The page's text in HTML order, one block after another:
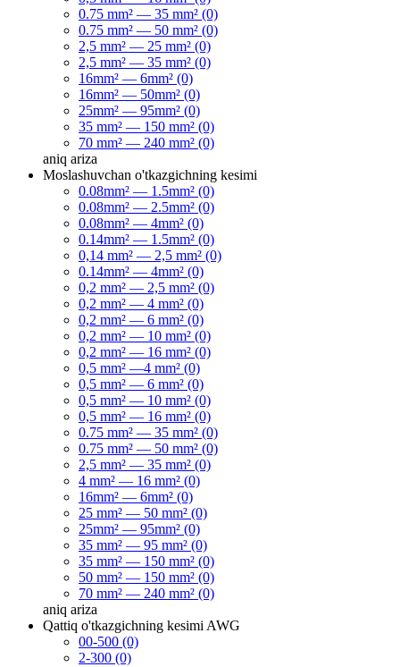
0.75 mm² — 35 mm² (0)
0.75 mm² — 50 mm² (0)
2,5 mm² — 25 mm² (0)
2,5 mm² — 35 mm² (0)
16mm² — 6mm² (0)
16mm² — 50mm² (0)
25mm² — 95mm² (0)
35 mm² — 150 mm² (0)
70 mm² — 240 mm² (0)
aniq ariza
Moslashuvchan o'tkazgichning kesimi
0.08mm² — 1.5mm² (0)
0.08mm² — 2.5mm² (0)
0.08mm² — 4mm² (0)
0.14mm² — 1.5mm² (0)
0,14 mm² — 2,5 mm² (0)
0.14mm² — 4mm² (0)
0,2 mm² — 2,5 mm² (0)
0,2 mm² — 4 mm² (0)
0,2 mm² — 6 mm² (0)
0,2 mm² — 10 mm² (0)
0,2 mm² — 16 mm² (0)
0,5 mm² —4 mm² (0)
0,5 mm² — 6 mm² (0)
0,5 mm² — 10 mm² (0)
0,5 mm² — 16 mm² (0)
0.75 mm² — 35 mm² (0)
0.75 mm² — 50 mm² (0)
2,5 mm² — 35 mm² (0)
4 mm² — 16 mm² (0)
16mm² — 6mm² (0)
25 mm² — 50 mm² (0)
25mm² — 95mm² (0)
35 mm² — 95 mm² (0)
35 mm² — 150 mm² (0)
50 mm² — 150 mm² (0)
70 mm² — 240 mm² (0)
aniq ariza
Qattiq o'tkazgichning kesimi AWG
00-500 (0)
2-300 (0)